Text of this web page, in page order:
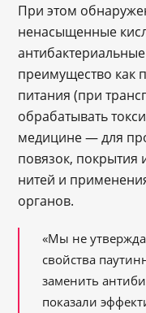
При этом
ненасыщенные
преимущество как
питания (при
обрабатывать
медицине ― для
повязок, покрытия
нитей и
органов.
«Мы не
свойства
заменить
показали